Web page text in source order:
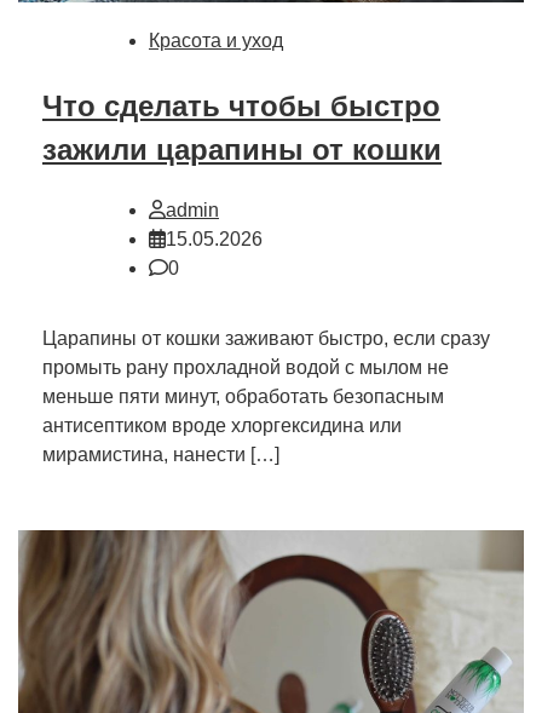
Красота и уход
Что сделать чтобы быстро
зажили царапины от кошки
admin
15.05.2026
0
Царапины от кошки заживают быстро, если сразу
промыть рану прохладной водой с мылом не
меньше пяти минут, обработать безопасным
антисептиком вроде хлоргексидина или
мирамистина, нанести […]